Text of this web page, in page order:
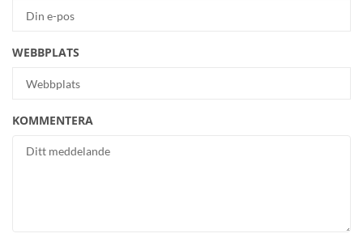
WEBBPLATS
KOMMENTERA